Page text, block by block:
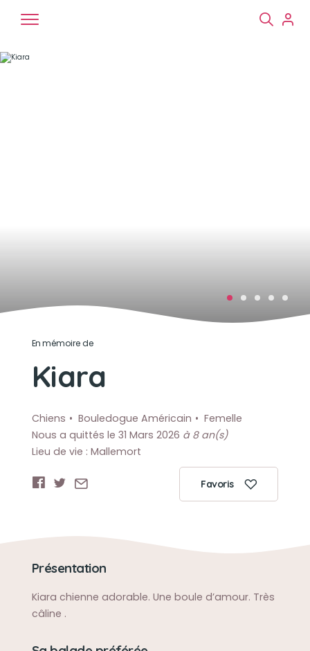
En mémoire de
Kiara
Chiens Bouledogue Américain
Femelle
Nous a quittés le 31 Mars 2026 à 8 an(s)
Lieu de vie : Mallemort
Favoris
Présentation
Kiara chienne adorable. Une boule d’amour. Très
câline .